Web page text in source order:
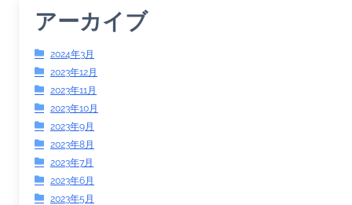
アーカイブ
2024年3月
2023年12月
2023年11月
2023年10月
2023年9月
2023年8月
2023年7月
2023年6月
2023年5月